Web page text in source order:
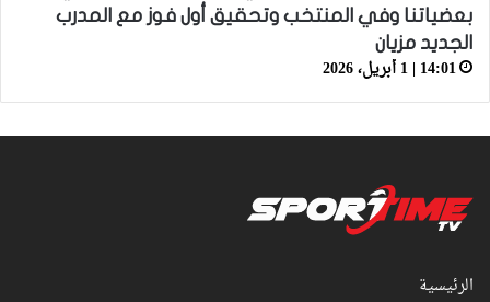
بعضياتنا وفي المنتخب وتحقيق أول فوز مع المدرب
الجديد مزيان
14:01 | 1 أبريل، 2026
الرئيسية